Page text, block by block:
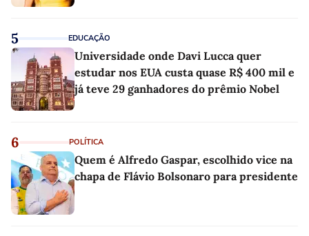
5 EDUCAÇÃO
Universidade onde Davi Lucca quer
estudar nos EUA custa quase R$ 400 mil e
já teve 29 ganhadores do prêmio Nobel
6 POLÍTICA
Quem é Alfredo Gaspar, escolhido vice na
chapa de Flávio Bolsonaro para presidente